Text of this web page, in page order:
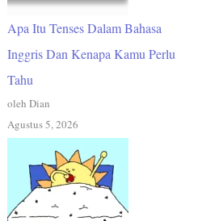
Apa Itu Tenses Dalam Bahasa
Inggris Dan Kenapa Kamu Perlu
Tahu
oleh Dian
Agustus 5, 2026